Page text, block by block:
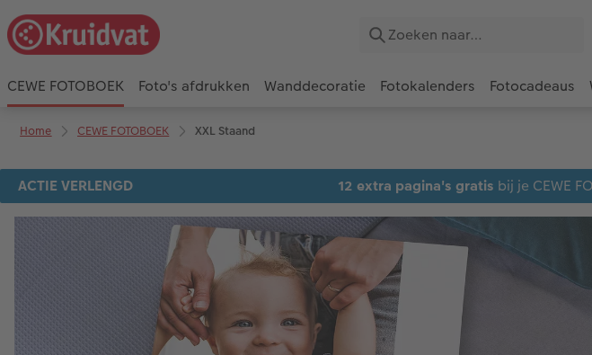
CEWE FOTOBOEK Foto's afdrukken Wanddecoratie Fotokalenders Fotocadeaus
Home CEWE FOTOBOEK XXL Staand
ACTIE VERLENGD 12 extra pagina's gratis bij je CEWE